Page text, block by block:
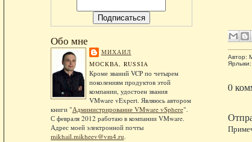
Обо мне
МИХАИЛ
МОСКВА, RUSSIA
Кроме званий VCP по четырем
поколениям продуктов этой
компании, удостоен звания
VMware vExpert. Являюсь автором
книги "Администрирование VMware vSphere".
С февраля 2012 работаю в компании VMware.
Адрес моей электронной почты
mikhail.mikheev@vm4.ru.
Автор:
Ярлыки:
0